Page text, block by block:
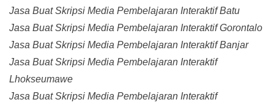
Jasa Buat Skripsi Media Pembelajaran Interaktif Batu
Jasa Buat Skripsi Media Pembelajaran Interaktif Gorontalo
Jasa Buat Skripsi Media Pembelajaran Interaktif Banjar
Jasa Buat Skripsi Media Pembelajaran Interaktif
Lhokseumawe
Jasa Buat Skripsi Media Pembelajaran Interaktif